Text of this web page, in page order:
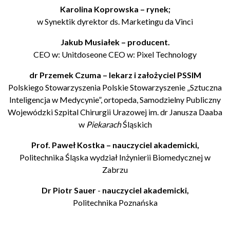
Karolina Koprowska – rynek;
w Synektik dyrektor ds. Marketingu da Vinci
Jakub Musiałek – producent.
CEO w: Unitdoseone CEO w: Pixel Technology
dr Przemek Czuma – lekarz i założyciel PSSIM
Polskiego Stowarzyszenia Polskie Stowarzyszenie „Sztuczna
Inteligencja w Medycynie”, ortopeda, Samodzielny Publiczny
Wojewódzki Szpital Chirurgii Urazowej im. dr Janusza Daaba
w PiekarachŚląskich
Prof. Paweł Kostka – nauczyciel akademicki,
Politechnika Śląska wydział Inżynierii Biomedycznej w
Zabrzu
Dr Piotr Sauer- nauczyciel akademicki,
Politechnika Poznańska